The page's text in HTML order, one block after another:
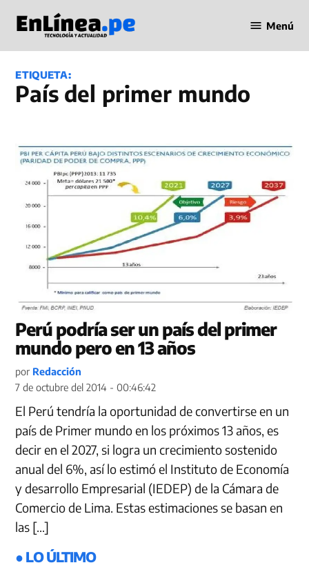
contenido
en Línea
Menú
ETIQUETA:
País del primer mundo
Perú podría ser un país del primer
mundo pero en 13 años
por Redacción
7 de octubre del 2014 - 00:46:42
El Perú tendría la oportunidad de convertirse en un
país de Primer mundo en los próximos 13 años, es
decir en el 2027, si logra un crecimiento sostenido
anual del 6%, así lo estimó el Instituto de Economía
y desarrollo Empresarial (IEDEP) de la Cámara de
Comercio de Lima. Estas estimaciones se basan en
las […]
● LO ÚLTIMO